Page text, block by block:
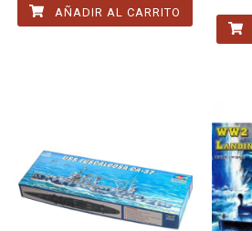
AÑADIR AL CARRITO